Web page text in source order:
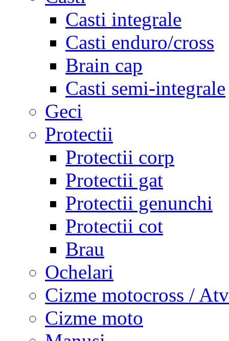
Casti integrale
Casti enduro/cross
Brain cap
Casti semi-integrale
Geci
Protectii
Protectii corp
Protectii gat
Protectii genunchi
Protectii cot
Brau
Ochelari
Cizme motocross / Atv
Cizme moto